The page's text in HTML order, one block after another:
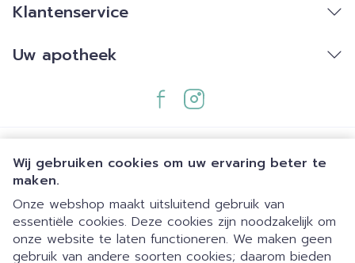
Wij gebruiken cookies om uw ervaring beter te
maken.
Onze webshop maakt uitsluitend gebruik van
essentiële cookies. Deze cookies zijn noodzakelijk om
onze website te laten functioneren. We maken geen
gebruik van andere soorten cookies; daarom bieden
Klantenservice
Uw apotheek
Juridische links